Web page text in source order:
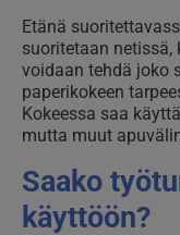
Etänä
suoritetaan
voidaan tehdä joko
paperikokeen
Kokeessa saa
mutta muut
Saako
käyttöön?